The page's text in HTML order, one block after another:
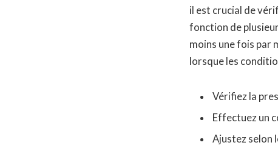
il est crucial de
fonction de
moins une fois par
lorsque les
Vérifiez la
Effectuez un
Ajustez selon